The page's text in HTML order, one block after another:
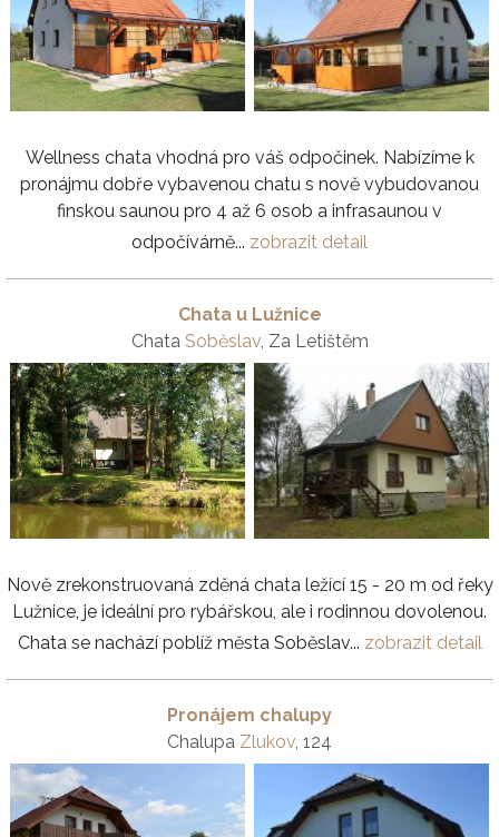
Wellness chata vhodná pro váš odpočinek. Nabízíme k
pronájmu dobře vybavenou chatu s nově vybudovanou
finskou saunou pro 4 až 6 osob a infrasaunou v
odpočívárně... zobrazit detail
Chata u Lužnice
Chata Soběslav, Za Letištěm
Nově zrekonstruovaná zděná chata ležící 15 - 20 m od řeky
Lužnice, je ideální pro rybářskou, ale i rodinnou dovolenou.
Chata se nachází poblíž města Soběslav... zobrazit detail
Pronájem chalupy
Chalupa Zlukov, 124